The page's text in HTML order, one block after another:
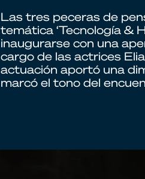
Las tres peceras de
temática ‘Tecnología &
inaugurarse con una
cargo de las actrices
actuación aportó una
marcó el tono del